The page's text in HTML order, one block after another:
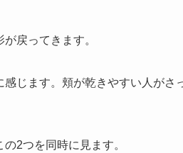
戻ってきます。
じます。頬が乾きやすい人がさ
2つを同時に見ます。